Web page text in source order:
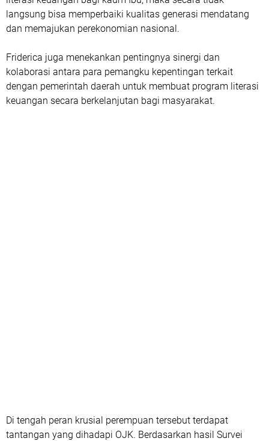
langsung bisa memperbaiki kualitas generasi mendatang
dan memajukan perekonomian nasional.
Friderica juga menekankan pentingnya sinergi dan
kolaborasi antara para pemangku kepentingan terkait
dengan pemerintah daerah untuk membuat program literasi
keuangan secara berkelanjutan bagi masyarakat.
Di tengah peran krusial perempuan tersebut terdapat
tantangan yang dihadapi OJK. Berdasarkan hasil Survei